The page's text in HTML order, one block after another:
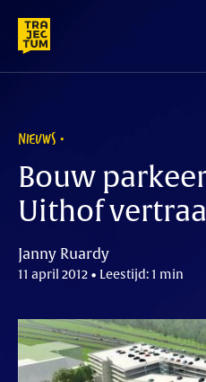
content
NIEUWS
Bouw
Uithof
Janny Ruardy
11 april 2012 • Leestijd: 1 min